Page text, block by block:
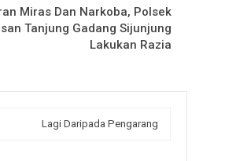
Miras Dan Narkoba, Polsek
Tanjung Gadang Sijunjung
Lakukan Razia
Lagi Daripada Pengarang